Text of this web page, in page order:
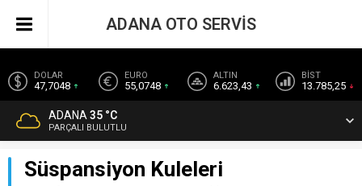
DOLAR
47,7048
EURO
55,0748
ALTIN
6.623,43
BİST
13.785,25
ADANA 35 °C
PARÇALI BULUTLU
ADANA OTO SERVİS
Süspansiyon Kuleleri